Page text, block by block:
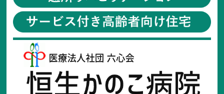
個人情報に関する法令およびその他の規範を遵守します。
教育および継続的改善
個人情報保護体制を適切に維持するため、職員の教育・研修を徹底
し、内部規則を継続的に見直し、改善します。
診療情報の提供・開示
診療情報の提供・開示に関しては、別に定めます。
問い合わせ窓口